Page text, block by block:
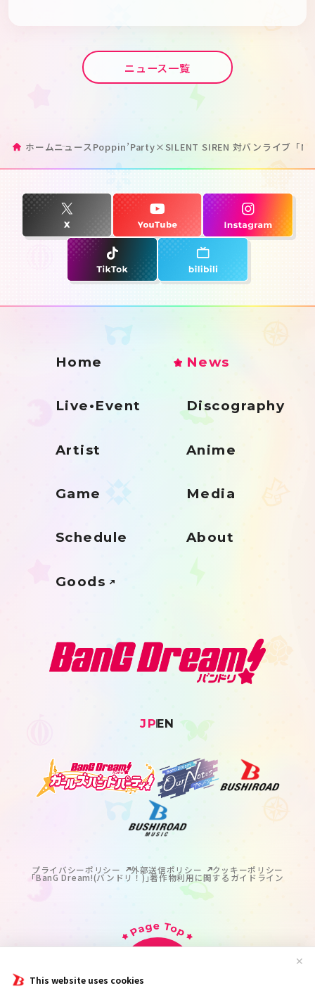
This website uses cookies
✕
ニュース一覧
ホームニュース Poppin’Party×SILENT SIREN 対バンライブ「
Home News
Live•Event Discography
Artist Anime
Game Media
Schedule About
Goods
JPEN
プライバシーポリシー 外部送信ポリシー クッキーポリシー
｢BanG Dream!(バンドリ！)｣著作物利用に関するガイドライン
掲載の記事・写真・イラスト等のすべてのコンテンツの